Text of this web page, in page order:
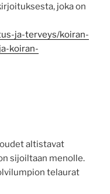
joka on
ja-terveys/koiran-
koiran-
altistavat
sijoiltaan menolle.
telaurat